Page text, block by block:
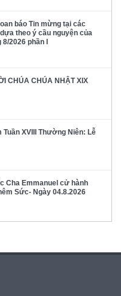
báo Tin mừng tại các
theo ý cầu nguyện của
2026 phần I
CHÚA CHÚA NHẬT XIX
Tuần XVIII Thường Niên: Lễ
Cha Emmanuel cử hành
Sức- Ngày 04.8.2026